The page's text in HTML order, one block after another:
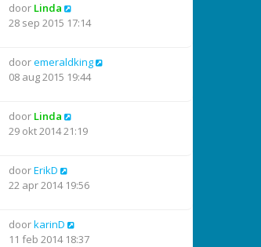
door Linda
28 sep 2015 17:14
dooremeraldking
08 aug 2015 19:44
door Linda
29 okt 2014 21:19
doorErikD
22 apr 2014 19:56
doorkarinD
11 feb 2014 18:37